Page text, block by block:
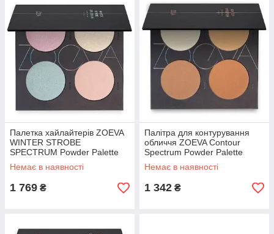
Палетка хайлайтерів ZOEVA
WINTER STROBE
SPECTRUM Powder Palette
Немає в наявності
1 769 ₴
Палітра для контурування
обличчя ZOEVA Contour
Spectrum Powder Palette
Немає в наявності
1 342 ₴